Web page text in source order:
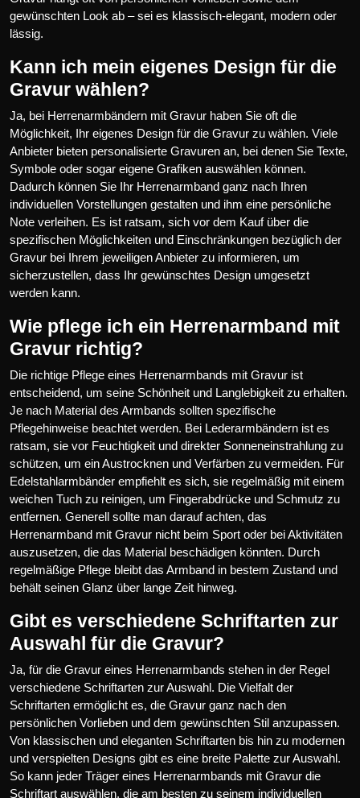
gewünschten Look ab – sei es klassisch-elegant, modern oder
lässig.
Kann ich mein eigenes Design für die
Gravur wählen?
Ja, bei Herrenarmbändern mit Gravur haben Sie oft die
Möglichkeit, Ihr eigenes Design für die Gravur zu wählen. Viele
Anbieter bieten personalisierte Gravuren an, bei denen Sie Texte,
Symbole oder sogar eigene Grafiken auswählen können.
Dadurch können Sie Ihr Herrenarmband ganz nach Ihren
individuellen Vorstellungen gestalten und ihm eine persönliche
Note verleihen. Es ist ratsam, sich vor dem Kauf über die
spezifischen Möglichkeiten und Einschränkungen bezüglich der
Gravur bei Ihrem jeweiligen Anbieter zu informieren, um
sicherzustellen, dass Ihr gewünschtes Design umgesetzt
werden kann.
Wie pflege ich ein Herrenarmband mit
Gravur richtig?
Die richtige Pflege eines Herrenarmbands mit Gravur ist
entscheidend, um seine Schönheit und Langlebigkeit zu erhalten.
Je nach Material des Armbands sollten spezifische
Pflegehinweise beachtet werden. Bei Lederarmbändern ist es
ratsam, sie vor Feuchtigkeit und direkter Sonneneinstrahlung zu
schützen, um ein Austrocknen und Verfärben zu vermeiden. Für
Edelstahlarmbänder empfiehlt es sich, sie regelmäßig mit einem
weichen Tuch zu reinigen, um Fingerabdrücke und Schmutz zu
entfernen. Generell sollte man darauf achten, das
Herrenarmband mit Gravur nicht beim Sport oder bei Aktivitäten
auszusetzen, die das Material beschädigen könnten. Durch
regelmäßige Pflege bleibt das Armband in bestem Zustand und
behält seinen Glanz über lange Zeit hinweg.
Gibt es verschiedene Schriftarten zur
Auswahl für die Gravur?
Ja, für die Gravur eines Herrenarmbands stehen in der Regel
verschiedene Schriftarten zur Auswahl. Die Vielfalt der
Schriftarten ermöglicht es, die Gravur ganz nach den
persönlichen Vorlieben und dem gewünschten Stil anzupassen.
Von klassischen und eleganten Schriftarten bis hin zu modernen
und verspielten Designs gibt es eine breite Palette zur Auswahl.
So kann jeder Träger eines Herrenarmbands mit Gravur die
Schriftart auswählen, die am besten zu seinem individuellen